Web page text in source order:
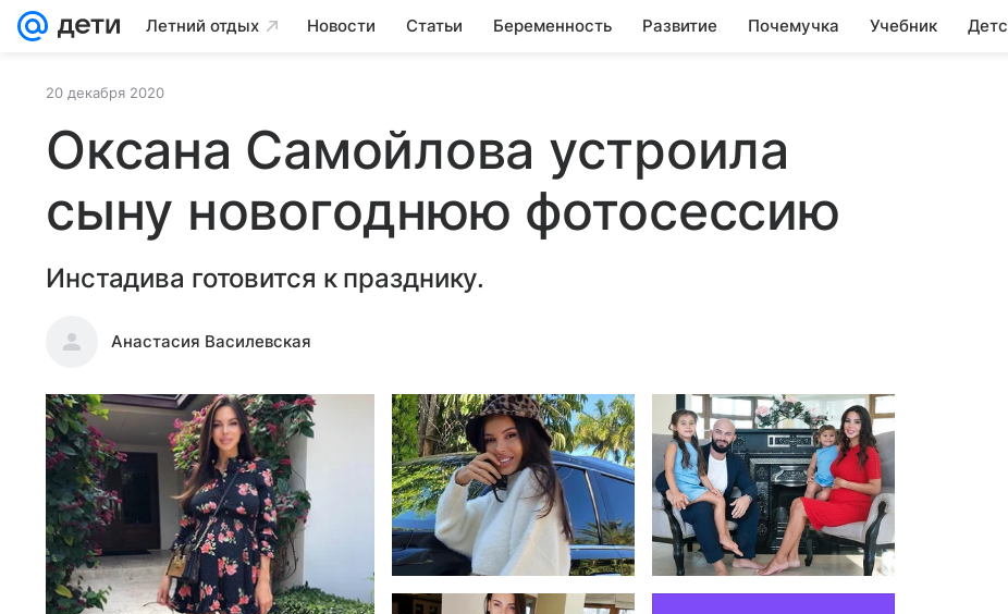
Летний отдых Новости Статьи Беременность Развитие Почемучка Учебник
20 декабря 2020
Оксана Самойлова устроила
сыну новогоднюю фотосессию
Инстадива готовится к празднику.
Анастасия Василевская